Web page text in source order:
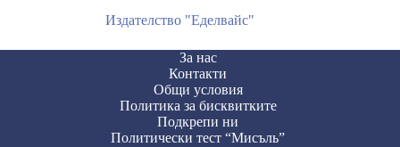
Издателство "Еделвайс"
За нас
Контакти
Общи условия
Политика за бисквитките
Подкрепи ни
Политически тест “Мисъль”